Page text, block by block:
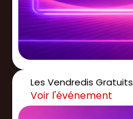
Les Vendredis Gratuits